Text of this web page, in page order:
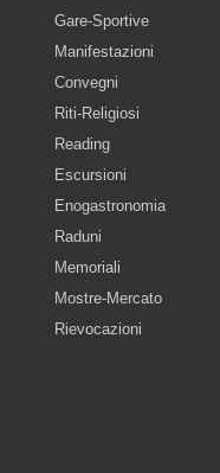
Gare-Sportive
Manifestazioni
Convegni
Riti-Religiosi
Reading
Escursioni
Enogastronomia
Raduni
Memoriali
Mostre-Mercato
Rievocazioni